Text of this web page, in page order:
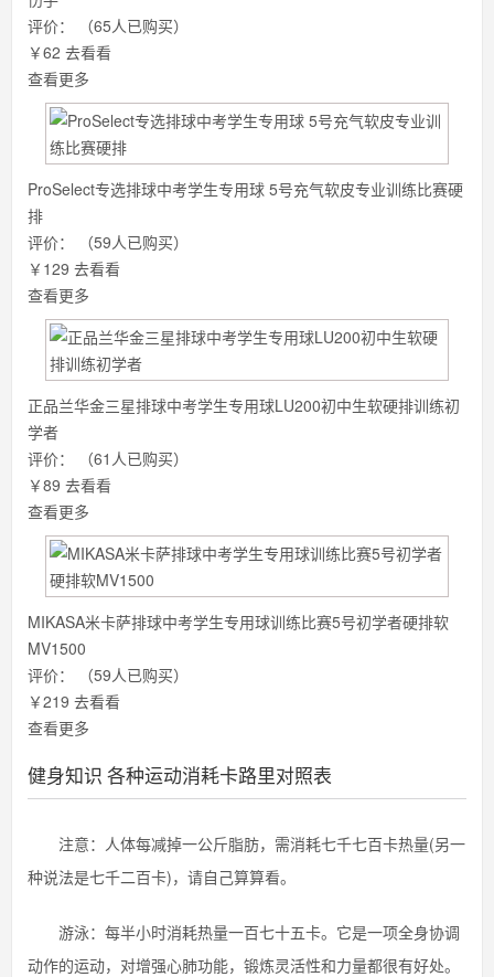
评价：
（65人已购买）
￥62 去看看
查看更多
ProSelect专选排球中考学生专用球 5号充气软皮专业训练比赛硬
排
评价：
（59人已购买）
￥129 去看看
查看更多
正品兰华金三星排球中考学生专用球LU200初中生软硬排训练初
学者
评价：
（61人已购买）
￥89 去看看
查看更多
MIKASA米卡萨排球中考学生专用球训练比赛5号初学者硬排软
MV1500
评价：
（59人已购买）
￥219 去看看
查看更多
健身知识 各种运动消耗卡路里对照表
注意：人体每减掉一公斤脂肪，需消耗七千七百卡热量(另一
种说法是七千二百卡)，请自己算算看。
游泳：每半小时消耗热量一百七十五卡。它是一项全身协调
动作的运动，对增强心肺功能，锻炼灵活性和力量都很有好处。